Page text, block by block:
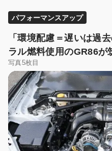
パフォーマンスアップ
「環境配慮＝遅いは過
ラル燃料使用のGR86が
写真5枚目